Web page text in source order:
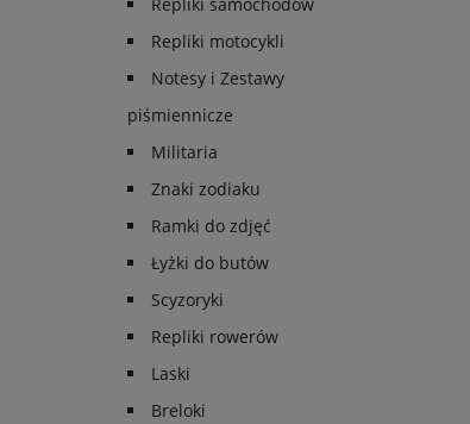
Repliki motocykli
Notesy i Zestawy
piśmiennicze
Militaria
Znaki zodiaku
Ramki do zdjęć
Łyżki do butów
Scyzoryki
Repliki rowerów
Laski
Breloki